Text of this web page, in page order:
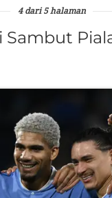
4 dari 5 halaman
Sambut